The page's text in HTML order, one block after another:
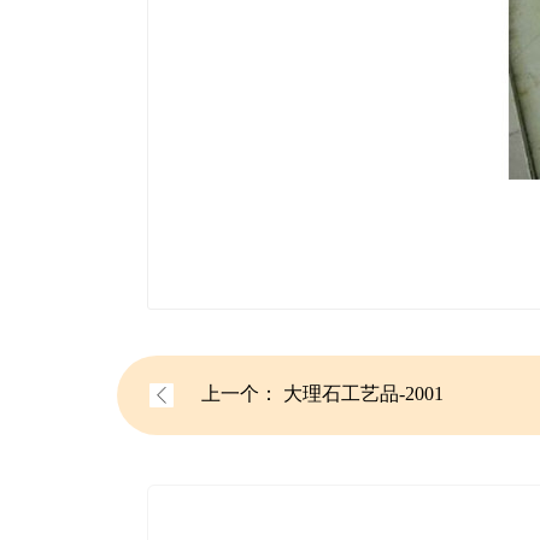
上一个： 大理石工艺品-2001